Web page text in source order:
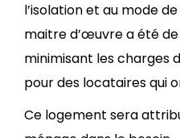
l’isolation et au mode
maitre d’œuvre a été
minimisant les charges
pour des locataires qui
Ce logement sera